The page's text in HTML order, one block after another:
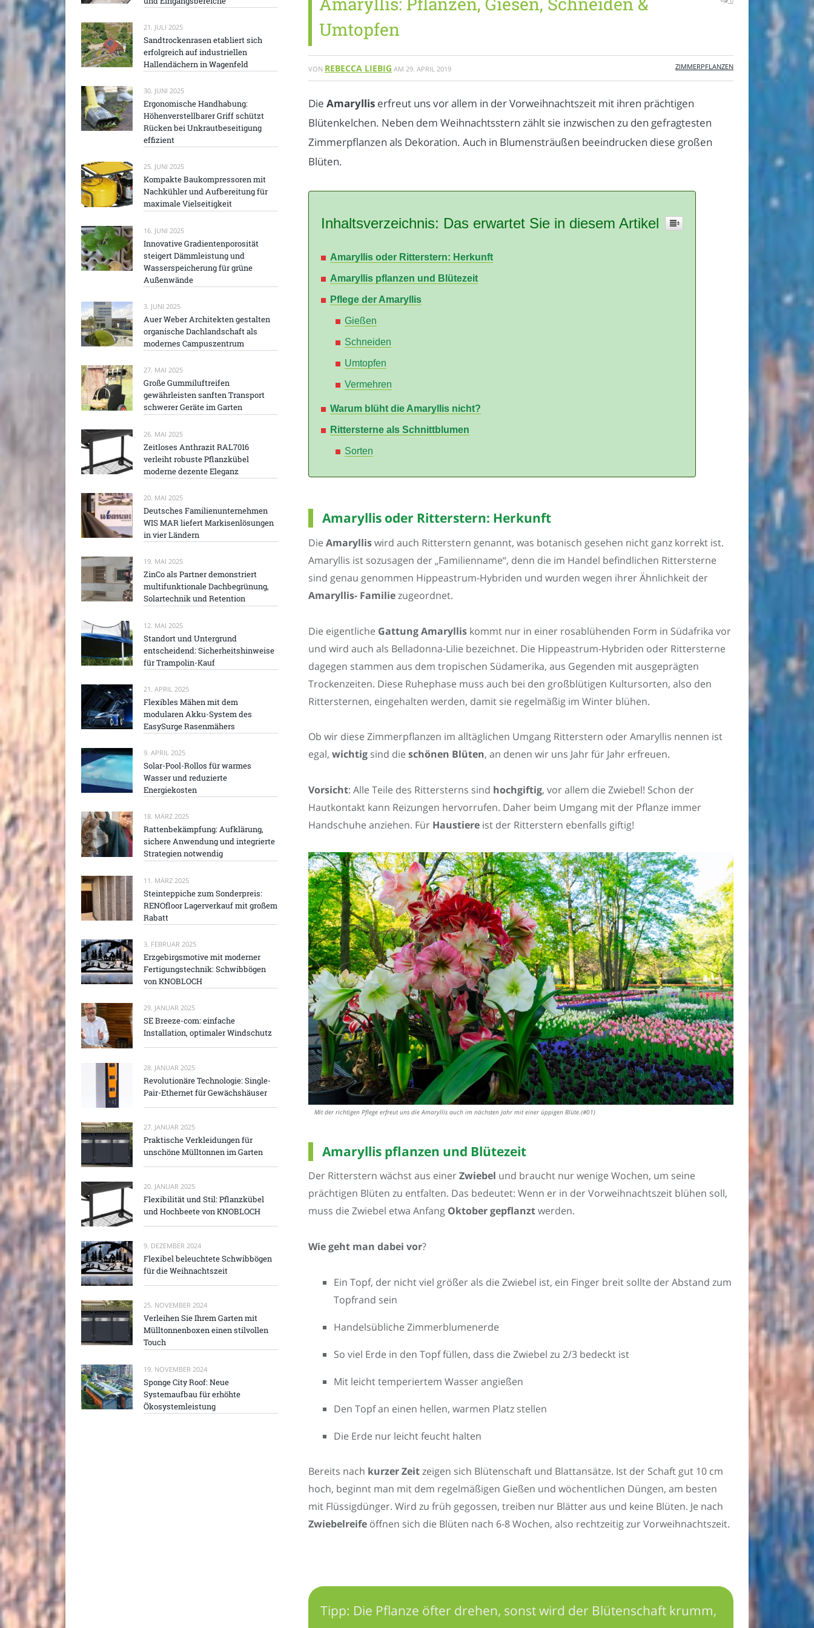
Umtopfen
VON REBECCA LIEBIG AM 29. APRIL 2019 ZIMMERPFLANZEN
Die Amaryllis erfreut uns vor allem in der Vorweihnachtszeit mit ihren prächtigen
Blütenkelchen. Neben dem Weihnachtsstern zählt sie inzwischen zu den gefragtesten
Zimmerpflanzen als Dekoration. Auch in Blumensträußen beeindrucken diese großen
Blüten.
Inhaltsverzeichnis: Das erwartet Sie in diesem Artikel
Amaryllis oder Ritterstern: Herkunft
Amaryllis pflanzen und Blütezeit
Pflege der Amaryllis
Gießen
Schneiden
Umtopfen
Vermehren
Warum blüht die Amaryllis nicht?
Rittersterne als Schnittblumen
Sorten
Amaryllis oder Ritterstern: Herkunft
Die Amarylliswird auch Ritterstern genannt, was botanisch gesehen nicht ganz korrekt ist.
Amaryllis ist sozusagen der „Familienname“, denn die im Handel befindlichen Rittersterne
sind genau genommen Hippeastrum-Hybriden und wurden wegen ihrer Ähnlichkeit der
Amaryllis- Familiezugeordnet.
Die eigentliche Gattung Amaryllis kommt nur in einer rosablühenden Form in Südafrika vor
und wird auch als Belladonna-Lilie bezeichnet. Die Hippeastrum-Hybriden oder Rittersterne
dagegen stammen aus dem tropischen Südamerika, aus Gegenden mit ausgeprägten
Trockenzeiten. Diese Ruhephase muss auch bei den großblütigen Kultursorten, also den
Rittersternen, eingehalten werden, damit sie regelmäßig im Winter blühen.
Ob wir diese Zimmerpflanzen im alltäglichen Umgang Ritterstern oder Amaryllis nennen ist
egal, wichtig sind die schönen Blüten, an denen wir uns Jahr für Jahr erfreuen.
Vorsicht: Alle Teile des Rittersterns sind hochgiftig, vor allem die Zwiebel! Schon der
Hautkontakt kann Reizungen hervorrufen. Daher beim Umgang mit der Pflanze immer
Handschuhe anziehen. Für Haustiere ist der Ritterstern ebenfalls giftig!
Mit der richtigen Pflege erfreut uns die Amaryllis auch im nächsten Jahr mit einer üppigen Blüte.(#01)
Amaryllis pflanzen und Blütezeit
Der Ritterstern wächst aus einerZwiebel und braucht nur wenige Wochen, um seine
prächtigen Blüten zu entfalten. Das bedeutet: Wenn er in der Vorweihnachtszeit blühen soll,
muss die Zwiebel etwa Anfang Oktober gepflanztwerden.
Wie geht man dabei vor?
Ein Topf, der nicht viel größer als die Zwiebel ist, ein Finger breit sollte der Abstand zum
Topfrand sein
Handelsübliche Zimmerblumenerde
So viel Erde in den Topf füllen, dass die Zwiebel zu 2/3 bedeckt ist
Mit leicht temperiertem Wasser angießen
Den Topf an einen hellen, warmen Platz stellen
Die Erde nur leicht feucht halten
Bereits nach kurzer Zeitzeigen sich Blütenschaft und Blattansätze. Ist der Schaft gut 10 cm
hoch, beginnt man mit dem regelmäßigen Gießen und wöchentlichen Düngen, am besten
mit Flüssigdünger. Wird zu früh gegossen, treiben nur Blätter aus und keine Blüten. Je nach
Zwiebelreife öffnen sich die Blüten nach 6-8 Wochen, also rechtzeitig zur Vorweihnachtszeit.
Tipp: Die Pflanze öfter drehen, sonst wird der Blütenschaft krumm,
21. JULI 2025
Sandtrockenrasen etabliert sich
erfolgreich auf industriellen
Hallendächern in Wagenfeld
30. JUNI 2025
Ergonomische Handhabung:
Höhenverstellbarer Griff schützt
Rücken bei Unkrautbeseitigung
effizient
25. JUNI 2025
Kompakte Baukompressoren mit
Nachkühler und Aufbereitung für
maximale Vielseitigkeit
16. JUNI 2025
Innovative Gradientenporosität
steigert Dämmleistung und
Wasserspeicherung für grüne
Außenwände
3. JUNI 2025
Auer Weber Architekten gestalten
organische Dachlandschaft als
modernes Campuszentrum
27. MAI 2025
Große Gummiluftreifen
gewährleisten sanften Transport
schwerer Geräte im Garten
26. MAI 2025
Zeitloses Anthrazit RAL7016
verleiht robuste Pflanzkübel
moderne dezente Eleganz
20. MAI 2025
Deutsches Familienunternehmen
WIS MAR liefert Markisenlösungen
in vier Ländern
19. MAI 2025
ZinCo als Partner demonstriert
multifunktionale Dachbegrünung,
Solartechnik und Retention
12. MAI 2025
Standort und Untergrund
entscheidend: Sicherheitshinweise
für Trampolin-Kauf
21. APRIL 2025
Flexibles Mähen mit dem
modularen Akku-System des
EasySurge Rasenmähers
9. APRIL 2025
Solar-Pool-Rollos für warmes
Wasser und reduzierte
Energiekosten
18. MÄRZ 2025
Rattenbekämpfung: Aufklärung,
sichere Anwendung und integrierte
Strategien notwendig
11. MÄRZ 2025
Steinteppiche zum Sonderpreis:
RENOfloor Lagerverkauf mit großem
Rabatt
3. FEBRUAR 2025
Erzgebirgsmotive mit moderner
Fertigungstechnik: Schwibbögen
von KNOBLOCH
29. JANUAR 2025
SE Breeze-com: einfache
Installation, optimaler Windschutz
28. JANUAR 2025
Revolutionäre Technologie: Single-
Pair-Ethernet für Gewächshäuser
27. JANUAR 2025
Praktische Verkleidungen für
unschöne Mülltonnen im Garten
20. JANUAR 2025
Flexibilität und Stil: Pflanzkübel
und Hochbeete von KNOBLOCH
9. DEZEMBER 2024
Flexibel beleuchtete Schwibbögen
für die Weihnachtszeit
25. NOVEMBER 2024
Verleihen Sie Ihrem Garten mit
Mülltonnenboxen einen stilvollen
Touch
19. NOVEMBER 2024
Sponge City Roof: Neue
Systemaufbau für erhöhte
Ökosystemleistung